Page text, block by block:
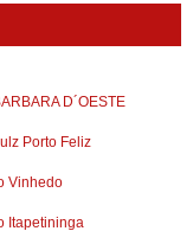
D´OESTE
Porto Feliz
Vinhedo
Itapetininga